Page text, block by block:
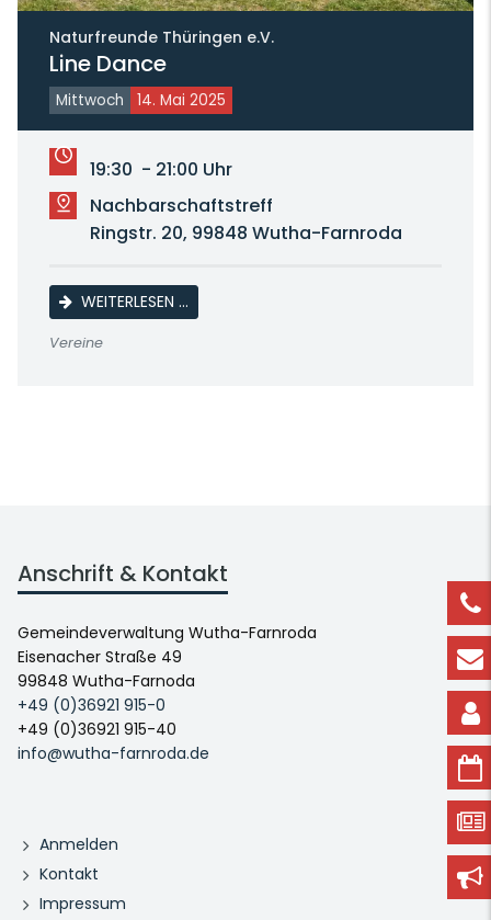
Naturfreunde Thüringen e.V.
Line Dance
Mittwoch 14. Mai 2025
19:30 - 21:00 Uhr
Nachbarschaftstreff
Ringstr. 20, 99848 Wutha-Farnroda
WEITERLESEN …LINE DANCE
Vereine
Anschrift & Kontakt
Gemeindeverwaltung Wutha-Farnroda
Eisenacher Straße 49
99848 Wutha-Farnoda
+49 (0)36921 915-0
+49 (0)36921 915-40
info@wutha-farnroda.de
Anmelden
Kontakt
Impressum